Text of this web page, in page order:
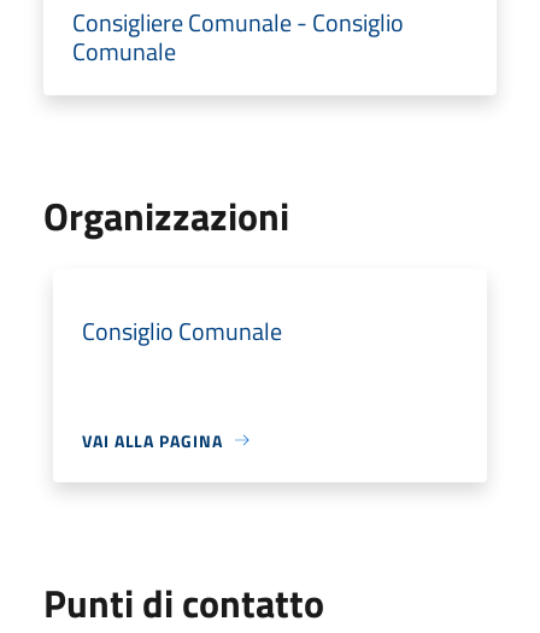
Consigliere Comunale - Consiglio
Comunale
Organizzazioni
Consiglio Comunale
VAI ALLA PAGINA
Punti di contatto